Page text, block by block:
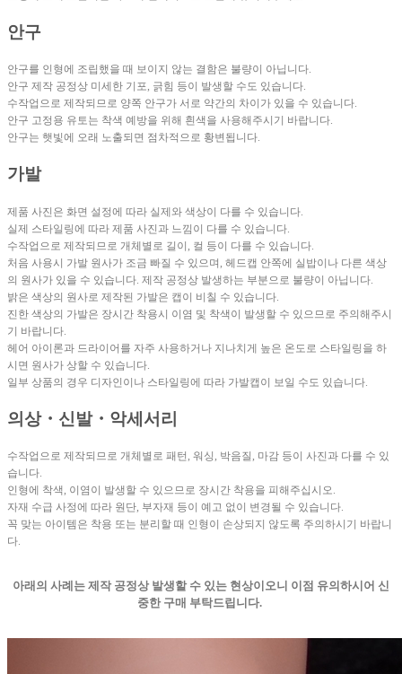
안구
안구를 인형에 조립했을 때 보이지 않는 결함은 불량이 아닙니다.
안구 제작 공정상 미세한 기포, 긁힘 등이 발생할 수도 있습니다.
수작업으로 제작되므로 양쪽 안구가 서로 약간의 차이가 있을 수 있습니다.
안구 고정용 유토는 착색 예방을 위해 흰색을 사용해주시기 바랍니다.
안구는 햇빛에 오래 노출되면 점차적으로 황변됩니다.
가발
제품 사진은 화면 설정에 따라 실제와 색상이 다를 수 있습니다.
실제 스타일링에 따라 제품 사진과 느낌이 다를 수 있습니다.
수작업으로 제작되므로 개체별로 길이, 컬 등이 다를 수 있습니다.
처음 사용시 가발 원사가 조금 빠질 수 있으며, 헤드캡 안쪽에 실밥이나 다른 색상
의 원사가 있을 수 있습니다. 제작 공정상 발생하는 부분으로 불량이 아닙니다.
밝은 색상의 원사로 제작된 가발은 캡이 비칠 수 있습니다.
진한 색상의 가발은 장시간 착용시 이염 및 착색이 발생할 수 있으므로 주의해주시
기 바랍니다.
헤어 아이론과 드라이어를 자주 사용하거나 지나치게 높은 온도로 스타일링을 하
시면 원사가 상할 수 있습니다.
일부 상품의 경우 디자인이나 스타일링에 따라 가발캡이 보일 수도 있습니다.
의상・신발・악세서리
수작업으로 제작되므로 개체별로 패턴, 워싱, 박음질, 마감 등이 사진과 다를 수 있
습니다.
인형에 착색, 이염이 발생할 수 있으므로 장시간 착용을 피해주십시오.
자재 수급 사정에 따라 원단, 부자재 등이 예고 없이 변경될 수 있습니다.
꼭 맞는 아이템은 착용 또는 분리할 때 인형이 손상되지 않도록 주의하시기 바랍니
다.
아래의 사례는 제작 공정상 발생할 수 있는 현상이오니 이점 유의하시어 신
중한 구매 부탁드립니다.